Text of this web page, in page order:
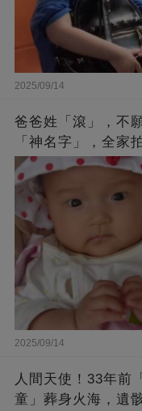
2025/09/14
爸爸姓「滾」，不
「神名字」，全家
2025/09/14
人間天使！33年前
童」葬身火海，遺